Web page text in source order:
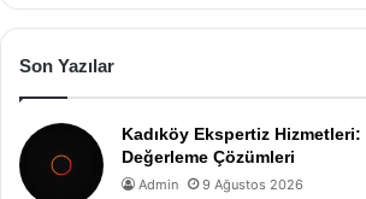
Son Yazılar
Kadıköy Ekspertiz
Değerleme Çözümleri
Admin 9 Ağustos 2026